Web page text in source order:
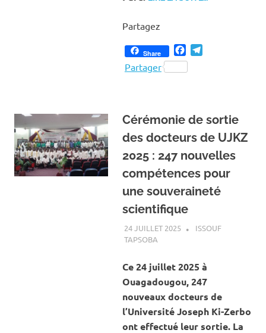
Partagez
Share Facebook
Partager
Cérémonie de sortie
des docteurs de UJKZ
2025 : 247 nouvelles
compétences pour
une souveraineté
scientifique
24 JUILLET 2025
ISSOUF
TAPSOBA
Ce 24 juillet 2025 à
Ouagadougou, 247
nouveaux docteurs de
l’Université Joseph Ki-Zerbo
ont effectué leur sortie. La